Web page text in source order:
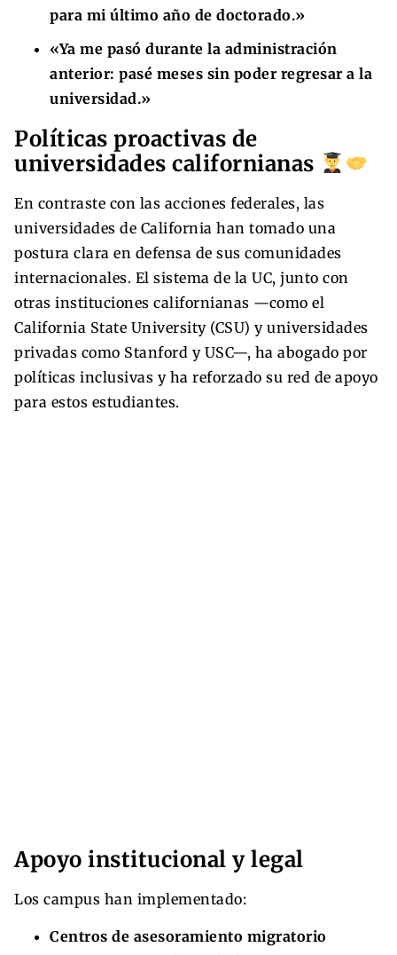
para mi último año de doctorado.»
«Ya me pasó durante la administración
anterior: pasé meses sin poder regresar a la
universidad.»
Políticas proactivas de
universidades californianas
En contraste con las acciones federales, las
universidades de California han tomado una
postura clara en defensa de sus comunidades
internacionales. El sistema de la UC, junto con
otras instituciones californianas —como el
California State University (CSU) y universidades
privadas como Stanford y USC—, ha abogado por
políticas inclusivas y ha reforzado su red de apoyo
para estos estudiantes.
Apoyo institucional y legal
Los campus han implementado:
Centros de asesoramiento migratorio